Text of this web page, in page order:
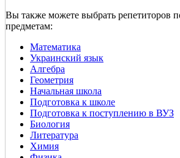
Вы также можете выбрать репетиторов
предметам:
Математика
Украинский язык
Алгебра
Геометрия
Начальная школа
Подготовка к школе
Подготовка к поступлению в ВУЗ
Биология
Литература
Химия